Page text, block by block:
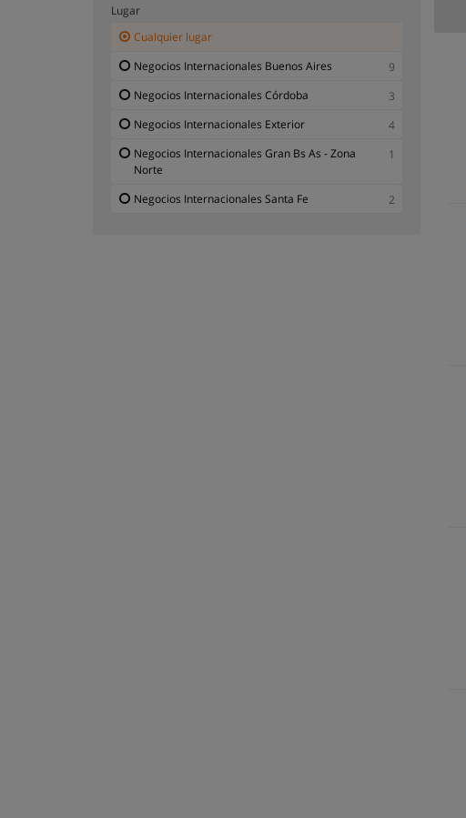
Lugar
Cualquier lugar
Negocios Internacionales Buenos Aires
9
Negocios Internacionales Córdoba
3
Negocios Internacionales Exterior
4
Negocios Internacionales Gran Bs As - Zona
Norte
1
Negocios Internacionales Santa Fe 2